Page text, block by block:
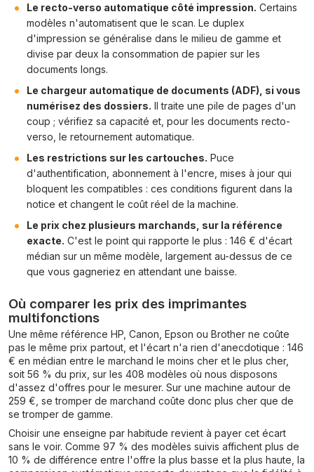
Le recto-verso automatique côté impression. Certains
modèles n'automatisent que le scan. Le duplex
d'impression se généralise dans le milieu de gamme et
divise par deux la consommation de papier sur les
documents longs.
Le chargeur automatique de documents (ADF), si vous
numérisez des dossiers. Il traite une pile de pages d'un
coup ; vérifiez sa capacité et, pour les documents recto-
verso, le retournement automatique.
Les restrictions sur les cartouches. Puce
d'authentification, abonnement à l'encre, mises à jour qui
bloquent les compatibles : ces conditions figurent dans la
notice et changent le coût réel de la machine.
Le prix chez plusieurs marchands, sur la référence
exacte. C'est le point qui rapporte le plus : 146 € d'écart
médian sur un même modèle, largement au-dessus de ce
que vous gagneriez en attendant une baisse.
Où comparer les prix des imprimantes
multifonctions
Une même référence HP, Canon, Epson ou Brother ne coûte
pas le même prix partout, et l'écart n'a rien d'anecdotique : 146
€ en médian entre le marchand le moins cher et le plus cher,
soit 56 % du prix, sur les 408 modèles où nous disposons
d'assez d'offres pour le mesurer. Sur une machine autour de
259 €, se tromper de marchand coûte donc plus cher que de
se tromper de gamme.
Choisir une enseigne par habitude revient à payer cet écart
sans le voir. Comme 97 % des modèles suivis affichent plus de
10 % de différence entre l'offre la plus basse et la plus haute, la